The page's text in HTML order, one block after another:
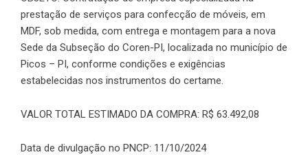
prestação de serviços para confecção de móveis, em
MDF, sob medida, com entrega e montagem para a nova
Sede da Subseção do Coren-PI, localizada no município de
Picos – PI, conforme condições e exigências
estabelecidas nos instrumentos do certame.
VALOR TOTAL ESTIMADO DA COMPRA: R$ 63.492,08
Data de divulgação no PNCP: 11/10/2024